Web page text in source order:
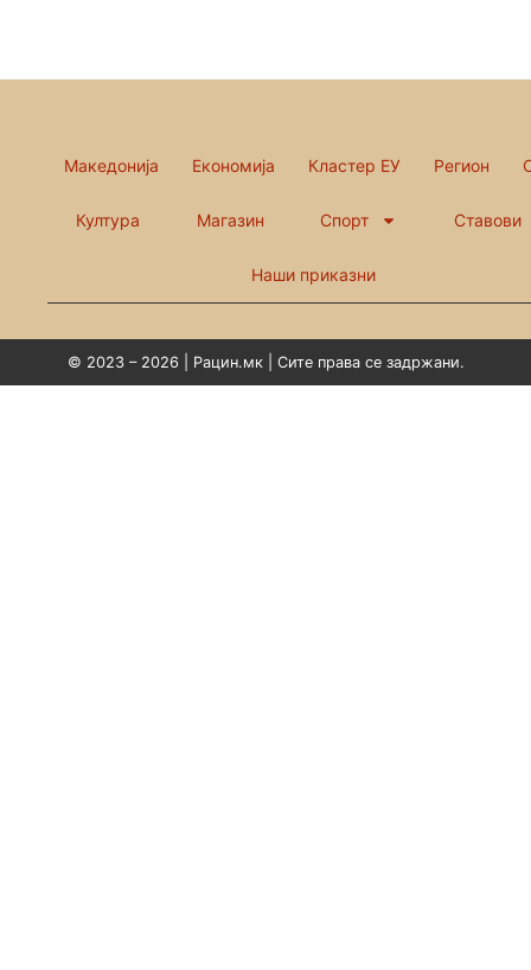
Македонија Економија Кластер ЕУ Регион
Култура Магазин Спорт Ставови
Наши приказни
© 2023 – 2026 | Рацин.мк | Сите права се задржани.